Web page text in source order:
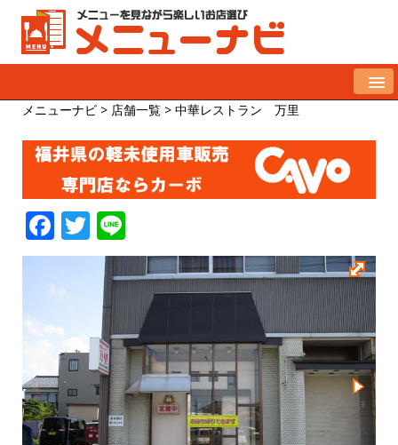
メニューナビ > 店舗一覧 > 中華レストラン 万里
F
a
c
b
o
o
k
T
w
it
te
r
n
e